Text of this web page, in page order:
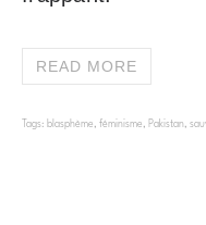
READ MORE
Tags: blasphème , féminisme , Pakistan ,